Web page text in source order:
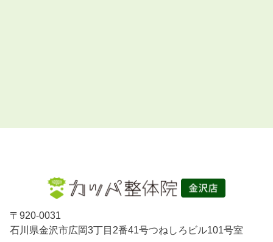
〒 920-0031
石川県金沢市広岡3丁目2番41号つねしろビル101号室